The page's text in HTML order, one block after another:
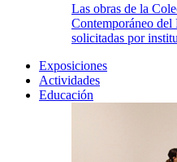
Las obras de la
Contemporáneo del
solicitadas por
Exposiciones
Actividades
Educación